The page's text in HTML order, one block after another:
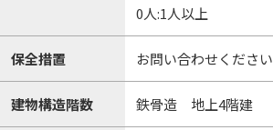
0人:1人以上
保全措置 お問い合わせください
建物構造階数 鉄骨造 地上4階建